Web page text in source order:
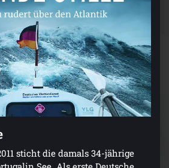
sticht die damals 34-jährige